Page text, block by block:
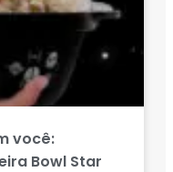
você:
Bowl Star